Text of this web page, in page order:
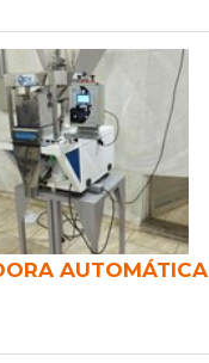
AUTOMÁTICA